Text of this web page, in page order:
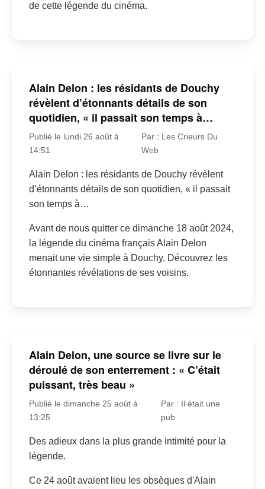
de cette légende du cinéma.
Alain Delon : les résidants de Douchy
révèlent d’étonnants détails de son
quotidien, « il passait son temps à…
Publié le lundi 26 août à
14:51
Par : Les Crieurs Du
Web
Alain Delon : les résidants de Douchy révèlent
d’étonnants détails de son quotidien, « il passait
son temps à…
Avant de nous quitter ce dimanche 18 août 2024,
la légende du cinéma français Alain Delon
menait une vie simple à Douchy. Découvrez les
étonnantes révélations de ses voisins.
Alain Delon, une source se livre sur le
déroulé de son enterrement : « C’était
puissant, très beau »
Publié le dimanche 25 août à
13:25
Par : Il était une
pub
Des adieux dans la plus grande intimité pour la
légende.
Ce 24 août avaient lieu les obsèques d'Alain